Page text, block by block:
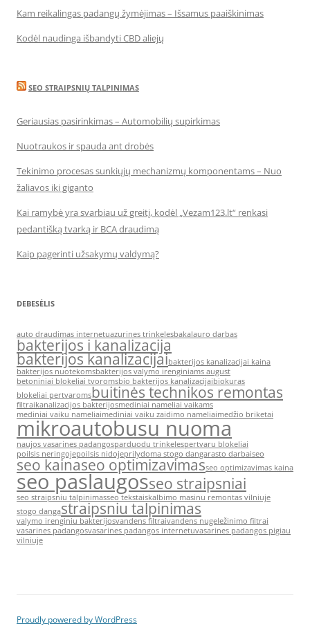
Kam reikalingas padangų žymėjimas – Išsamus paaiškinimas
Kodėl naudinga išbandyti CBD aliejų
SEO STRAIPSNIŲ TALPINIMAS
Geriausias pasirinkimas – Automobilių supirkimas
Nuotraukos ir spauda ant drobės
Tekinimo procesas sunkiųjų mechanizmų komponentams – Nuo
žaliavos iki giganto
Kai ramybė yra svarbiau už greitį, kodėl „Vezam123.lt“ renkasi
pedantišką tvarką ir BCA draudimą
Kaip pagerinti užsakymų valdymą?
DEBESĖLIS
auto draudimas internetuazurines trinkelesbakalauro darbas
bakterijos i kanalizacija
bakterijos kanalizacijaibakterijos kanalizacijai kaina
bakterijos nuotekomsbakterijos valymo irenginiams august
betoniniai blokeliai tvoromsbio bakterijos kanalizacijaibiokuras
blokeliai pertvaromsbuitinės technikos remontas
filtraikanalizacijos bakterijosmediniai nameliai vaikams
mediniai vaiku nameliaimediniai vaiku zaidimo nameliaimedžio briketai
mikroautobusu nuoma
naujos vasarines padangosparduodu trinkelespertvaru blokeliai
poilsis neringojepoilsis nidojeprilydoma stogo dangarasto darbaiseo
seo kainaseo optimizavimasseo optimizavimas kaina
seo paslaugosseo straipsniai
seo straipsniu talpinimasseo tekstaiskalbimo masinu remontas vilniuje
stogo dangastraipsniu talpinimas
valymo irenginiu bakterijosvandens filtraivandens nugeležinimo filtrai
vasarines padangosvasarines padangos internetuvasarines padangos pigiau
vilniuje
Proudly powered by WordPress